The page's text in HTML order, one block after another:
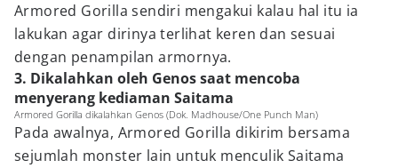
Armored Gorilla sendiri mengakui kalau hal itu ia
lakukan agar dirinya terlihat keren dan sesuai
dengan penampilan armornya.
3. Dikalahkan oleh Genos saat mencoba
menyerang kediaman Saitama
Armored Gorilla dikalahkan Genos (Dok. Madhouse/One Punch Man)
Pada awalnya, Armored Gorilla dikirim bersama
sejumlah monster lain untuk menculik Saitama